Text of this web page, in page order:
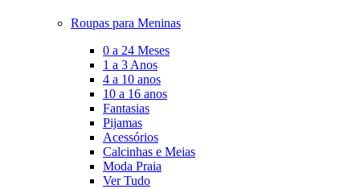
Roupas para Meninas
0 a 24 Meses
1 a 3 Anos
4 a 10 anos
10 a 16 anos
Fantasias
Pijamas
Acessórios
Calcinhas e Meias
Moda Praia
Ver Tudo